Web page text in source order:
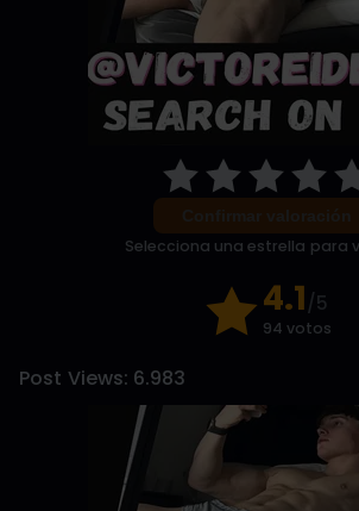
Selecciona una estrella para
4.1/5
94 votos
Post Views: 6.983